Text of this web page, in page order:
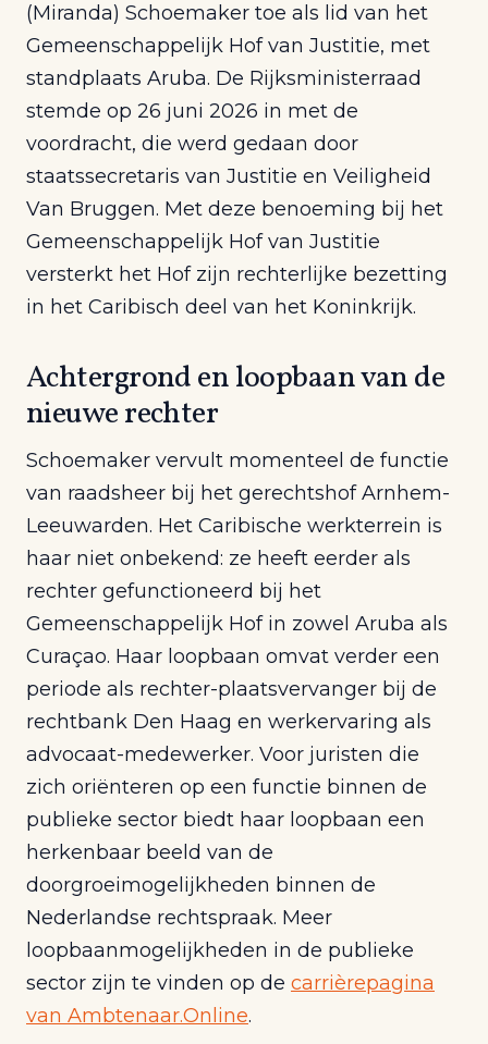
(Miranda) Schoemaker toe als lid van het
Gemeenschappelijk Hof van Justitie, met
standplaats Aruba. De Rijksministerraad
stemde op 26 juni 2026 in met de
voordracht, die werd gedaan door
staatssecretaris van Justitie en Veiligheid
Van Bruggen. Met deze benoeming bij het
Gemeenschappelijk Hof van Justitie
versterkt het Hof zijn rechterlijke bezetting
in het Caribisch deel van het Koninkrijk.
Achtergrond en loopbaan van de
nieuwe rechter
Schoemaker vervult momenteel de functie
van raadsheer bij het gerechtshof Arnhem-
Leeuwarden. Het Caribische werkterrein is
haar niet onbekend: ze heeft eerder als
rechter gefunctioneerd bij het
Gemeenschappelijk Hof in zowel Aruba als
Curaçao. Haar loopbaan omvat verder een
periode als rechter-plaatsvervanger bij de
rechtbank Den Haag en werkervaring als
advocaat-medewerker. Voor juristen die
zich oriënteren op een functie binnen de
publieke sector biedt haar loopbaan een
herkenbaar beeld van de
doorgroeimogelijkheden binnen de
Nederlandse rechtspraak. Meer
loopbaanmogelijkheden in de publieke
sector zijn te vinden op de carrièrepagina
van Ambtenaar.Online.